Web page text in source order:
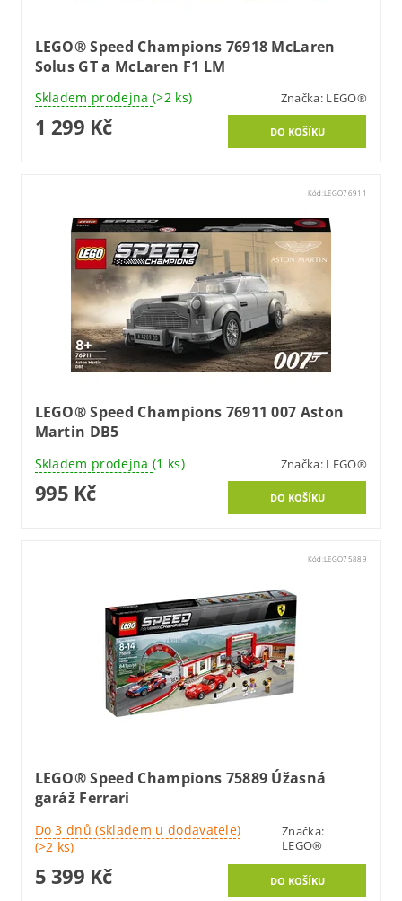
LEGO® Speed Champions 76918 McLaren
Solus GT a McLaren F1 LM
Skladem prodejna (>2 ks) Značka: LEGO®
1 299 Kč
Kód:LEGO76911
LEGO® Speed Champions 76911 007 Aston
Martin DB5
Skladem prodejna (1 ks) Značka: LEGO®
995 Kč
Kód:LEGO75889
LEGO® Speed Champions 75889 Úžasná
garáž Ferrari
Do 3 dnů (skladem u dodavatele)
(>2 ks)
Značka:
LEGO®
5 399 Kč